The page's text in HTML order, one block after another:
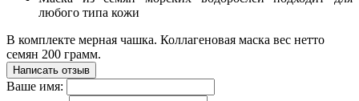
любого типа кожи
В комплекте мерная чашка. Коллагеновая маска вес нетто
семян 200 грамм.
Написать отзыв
Ваше имя: